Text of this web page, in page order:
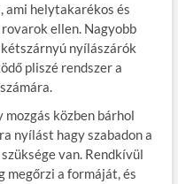
ami helytakarékos és
ellen. Nagyobb
nyílászárók
pliszé rendszer a
mozgás közben bárhol
nyílást hagy szabadon a
van. Rendkívül
megőrzi a formáját, és